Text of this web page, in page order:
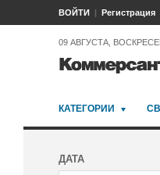
ВОЙТИ Регистрация
09 АВГУСТА,
КАТЕГОРИИ
ДАТА